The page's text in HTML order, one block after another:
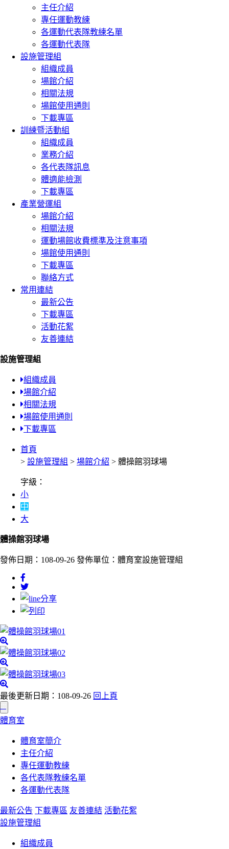
主任介紹
專任運動教練
各運動代表隊教練名單
各運動代表隊
設施管理組
組織成員
場館介紹
相關法規
場館使用通則
下載專區
訓練暨活動組
組織成員
業務介紹
各代表隊訊息
體適能檢測
下載專區
產業營運組
場館介紹
相關法規
運動場館收費標準及注意事項
場館使用通則
下載專區
聯絡方式
常用連結
最新公告
下載專區
活動花絮
友善連結
設施管理組
組織成員
場館介紹
相關法規
場館使用通則
下載專區
首頁
> 設施管理組 > 場館介紹 > 體操館羽球場
字級：
小
中
大
體操館羽球場
發佈日期：108-09-26 發佈單位：體育室設施管理組
最後更新日期：108-09-26 回上頁
:::
體育室
體育室簡介
主任介紹
專任運動教練
各代表隊教練名單
各運動代表隊
最新公告 下載專區 友善連結 活動花絮
設施管理組
組織成員